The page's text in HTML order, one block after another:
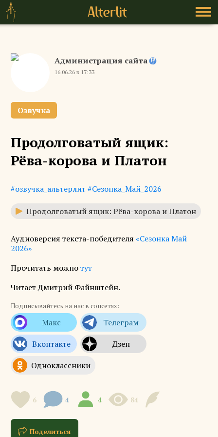
Администрация сайта
16.06.26 в 17:33
Озвучка
Продолговатый ящик:
Рёва-корова и Платон
#озвучка_альтерлит #Сезонка_Май_2026
Продолговатый ящик: Рёва-корова и Платон
Аудиоверсия текста-победителя «Сезонка Май
2026»
Прочитать можнотут
Читает Дмитрий Файнштейн.
Подписывайтесь на нас в соцсетях:
6 4 4 84
Поделиться